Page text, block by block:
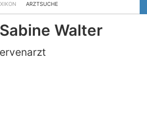
ARZTSUCHE
Walter